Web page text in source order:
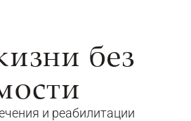
без
и реабилитации